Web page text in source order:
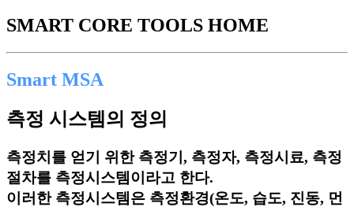
SMART CORE TOOLS HOME
Smart MSA
측정 시스템의 정의
측정치를 얻기 위한 측정기, 측정자, 측정시료, 측정
절차를 측정시스템이라고 한다.
이러한 측정시스템은 측정환경(온도, 습도, 진동, 먼